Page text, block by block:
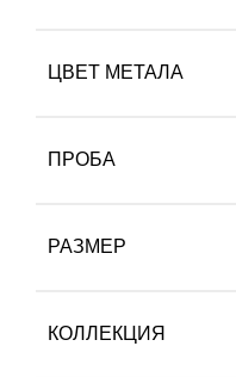
ЦВЕТ МЕТАЛА
ПРОБА
РАЗМЕР
КОЛЛЕКЦИЯ